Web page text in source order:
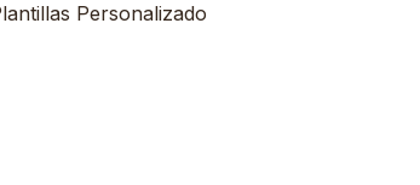
Personalizado